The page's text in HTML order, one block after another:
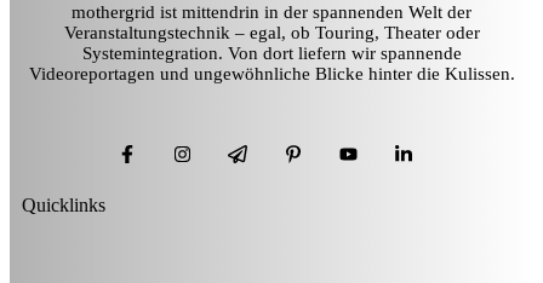
mothergrid ist mittendrin in der spannenden Welt der
Veranstaltungstechnik – egal, ob Touring, Theater oder
Systemintegration. Von dort liefern wir spannende
Videoreportagen und ungewöhnliche Blicke hinter die Kulissen.
Quicklinks